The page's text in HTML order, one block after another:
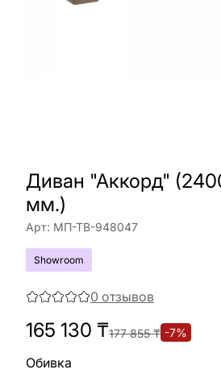
Диван "Аккорд"
мм.)
Арт: МП-ТВ-948047
Showroom
0 отзывов
165 130 ₸177 855₸ -7%
Обивка